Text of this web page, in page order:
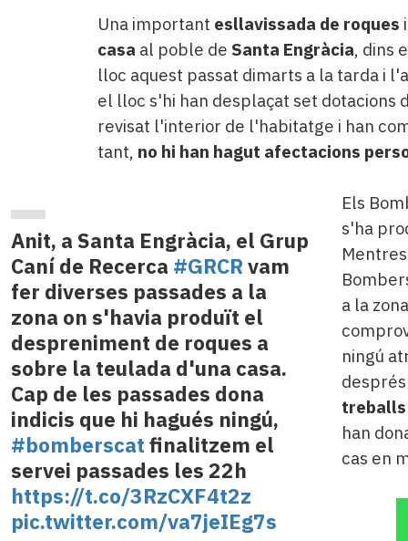
Una important esllavissada de roques
casa al poble de Santa Engràcia, dins
lloc aquest passat dimarts a la tarda i
el lloc s'hi han desplaçat set dotacions
revisat l'interior de l'habitatge i han
tant, no hi han hagut afectacions
Anit, a Santa Engràcia, el Grup
Caní de Recerca #GRCR vam
fer diverses passades a la
zona on s'havia produït el
despreniment de roques a
sobre la teulada d'una casa.
Cap de les passades dona
indicis que hi hagués ningú,
#bomberscat finalitzem el
servei passades les 22h
https://t.co/3RzCXF4t2z
pic.twitter.com/va7jeIEg7s
Els
s'ha
a la
ningú
treballs
han
cas en